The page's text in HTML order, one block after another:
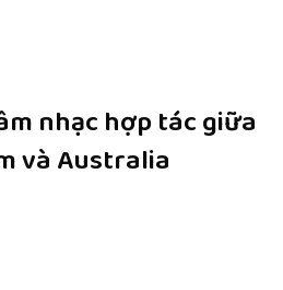
nhạc hợp tác giữa
và Australia